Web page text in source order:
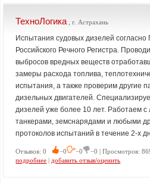
ТехноЛогика , г. Астрахань
Испытания судовых дизелей
Российского Речного Регистра.
выбросов вредных веществ
замеры расхода топлива,
испытания, а также проверим другие
дизельных двигателей.
дизелей уже более 10 лет. Работаем
танкерами, земснарядами и любыми
протоколов испытаний в течение 2-х
Отзывов: 0 −0 −0 −0 | Просмотров:
подробнее | добавить отзыв/оценить